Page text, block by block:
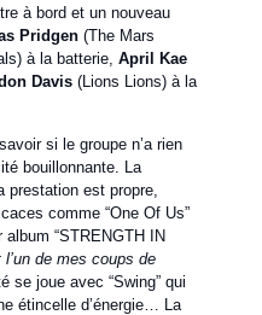
à bord et un nouveau
Pridgen(The Mars
à la batterie, April Kae
Davis(Lions Lions) à la
si le groupe n’a rien
bouillonnante. La
est propre,
comme “One Of Us”
album “STRENGTH IN
l’un de mes coups de
se joue avec “Swing” qui
étincelle d’énergie… La